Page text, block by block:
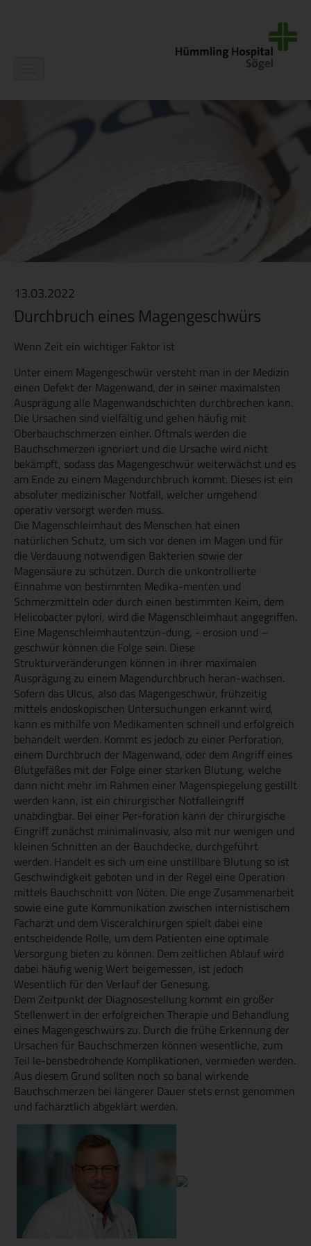
13.03.2022
Durchbruch eines Magengeschwürs
Wenn Zeit ein wichtiger Faktor ist
Unter einem Magengeschwür versteht man in der Medizin
einen Defekt der Magenwand, der in seiner maximalsten
Ausprägung alle Magenwandschichten durchbrechen kann.
Die Ursachen sind vielfältig und gehen häufig mit
Oberbauchschmerzen einher. Oftmals werden die
Bauchschmerzen ignoriert und die Ursache wird nicht
bekämpft, sodass das Magengeschwür weiterwächst und es
am Ende zu einem Magendurchbruch kommt. Dieses ist ein
absoluter medizinischer Notfall, welcher umgehend
operativ versorgt werden muss.
Die Magenschleimhaut des Menschen hat einen
natürlichen Schutz, um sich vor denen im Magen und für
die Verdauung notwendigen Bakterien sowie der
Magensäure zu schützen. Durch die unkontrollierte
Einnahme von bestimmten Medika-menten und
Schmerzmitteln oder durch einen bestimmten Keim, dem
Helicobacter pylori, wird die Magenschleimhaut angegriffen.
Eine Magenschleimhautentzün-dung, - erosion und –
geschwür können die Folge sein. Diese
Strukturveränderungen können in ihrer maximalen
Ausprägung zu einem Magendurchbruch heran-wachsen.
Sofern das Ulcus, also das Magengeschwür, frühzeitig
mittels endoskopischen Untersuchungen erkannt wird,
kann es mithilfe von Medikamenten schnell und erfolgreich
behandelt werden. Kommt es jedoch zu einer Perforation,
einem Durchbruch der Magenwand, oder dem Angriff eines
Blutgefäßes mit der Folge einer starken Blutung, welche
dann nicht mehr im Rahmen einer Magenspiegelung gestillt
werden kann, ist ein chirurgischer Notfalleingriff
unabdingbar. Bei einer Per-foration kann der chirurgische
Eingriff zunächst minimalinvasiv, also mit nur wenigen und
kleinen Schnitten an der Bauchdecke, durchgeführt
werden. Handelt es sich um eine unstillbare Blutung so ist
Geschwindigkeit geboten und in der Regel eine Operation
mittels Bauchschnitt von Nöten. Die enge Zusammenarbeit
sowie eine gute Kommunikation zwischen internistischem
Facharzt und dem Visceralchirurgen spielt dabei eine
entscheidende Rolle, um dem Patienten eine optimale
Versorgung bieten zu können. Dem zeitlichen Ablauf wird
dabei häufig wenig Wert beigemessen, ist jedoch
Wesentlich für den Verlauf der Genesung.
Dem Zeitpunkt der Diagnosestellung kommt ein großer
Stellenwert in der erfolgreichen Therapie und Behandlung
eines Magengeschwürs zu. Durch die frühe Erkennung der
Ursachen für Bauchschmerzen können wesentliche, zum
Teil le-bensbedrohende Komplikationen, vermieden werden.
Aus diesem Grund sollten noch so banal wirkende
Bauchschmerzen bei längerer Dauer stets ernst genommen
und fachärztlich abgeklärt werden.